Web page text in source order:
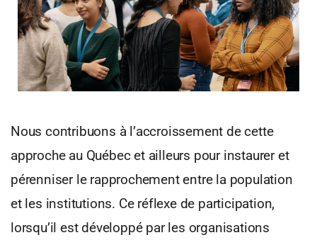
Nous contribuons à l’accroissement de cette
approche au Québec et ailleurs pour instaurer et
pérenniser le rapprochement entre la population
et les institutions. Ce réflexe de participation,
lorsqu’il est développé par les organisations